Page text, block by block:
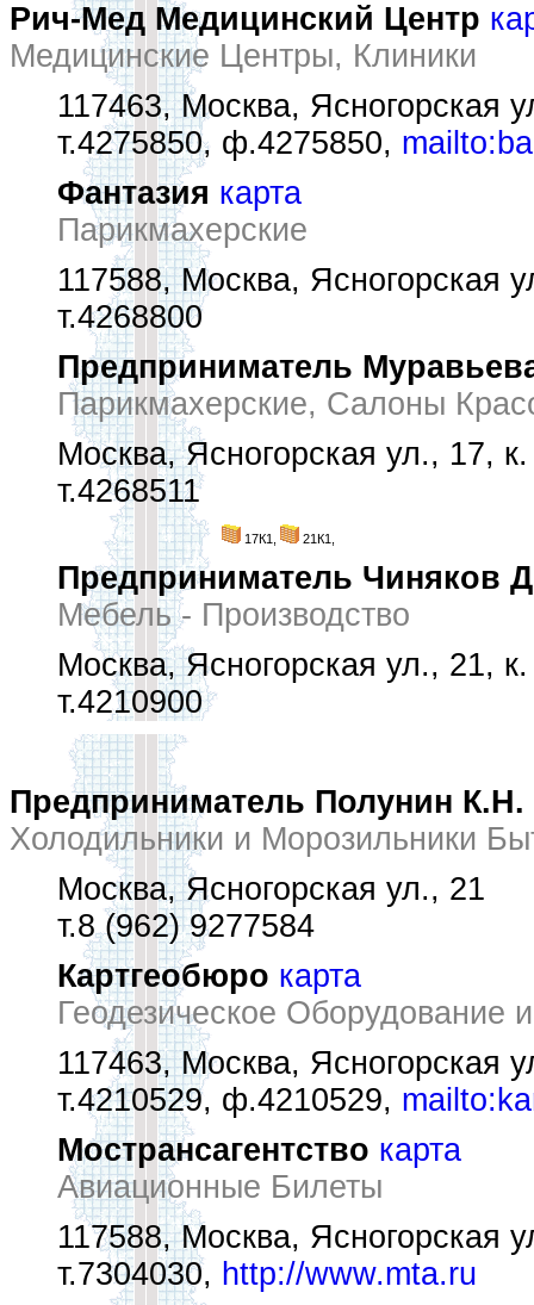
Рич-Мед Медицинский Центр
Медицинские Центры, Клиники
117463, Москва, Ясногорская
т.4275850, ф.4275850,
Фантазия карта
Парикмахерские
117588, Москва, Ясногорская
т.4268800
Предприниматель
Парикмахерские, Салоны
Москва, Ясногорская ул., 17,
т.4268511
17К1, 21К1,
Предприниматель Чиняков
Мебель - Производство
Москва, Ясногорская ул., 21,
т.4210900
Предприниматель Полунин К.Н.
Холодильники и Морозильники
Москва, Ясногорская ул., 21
т.8 (962) 9277584
Картгеобюро карта
Геодезическое Оборудование
117463, Москва, Ясногорская
т.4210529, ф.4210529,
Мострансагентство карта
Авиационные Билеты
117588, Москва, Ясногорская
т.7304030, http://www.mta.ru